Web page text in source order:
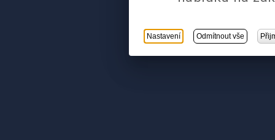
Nastavení Odmítnout vše